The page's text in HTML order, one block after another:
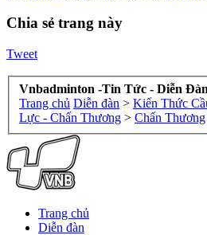
Chia sẻ trang này
Tweet
Vnbadminton -Tin Tức - Diễn
Trang chủ Diễn đàn > Kiến Thức
Lực - Chấn Thương > Chấn Thương
Trang chủ
Diễn đàn